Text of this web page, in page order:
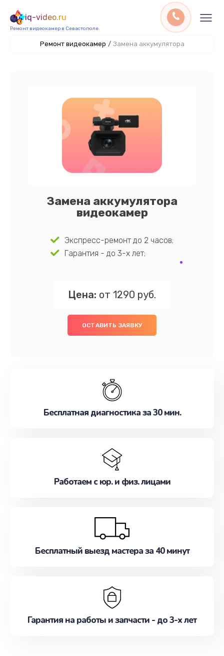
iq-video.ru
Ремонт видеокамер в Севастополе
Ремонт видеокамер / Замена аккумулятора
Замена аккумулятора
видеокамер
Экспресс-ремонт до 2 часов;
Гарантия - до 3-х лет;
Цена: от 1290 руб.
ОСТАВИТЬ ЗАЯВКУ
Бесплатная диагностика за 30 мин.
Работаем с юр. и физ. лицами
Бесплатный выезд мастера за 40 минут
Гарантия на работы и запчасти - до 3-х лет